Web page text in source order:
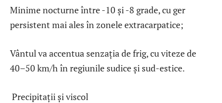
Minime nocturne între -10 și -8 grade, cu ger
persistent mai ales în zonele extracarpatice;
Vântul va accentua senzația de frig, cu viteze de
40–50 km/h în regiunile sudice și sud-estice.
Precipitații și viscol